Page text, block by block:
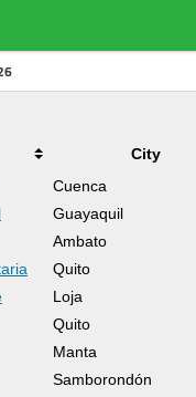
City
Cuenca
Guayaquil
Ambato
Quito
Loja
Quito
Manta
Samborondón